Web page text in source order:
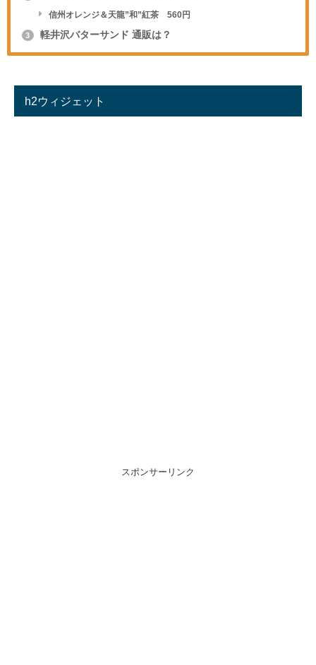
信州オレンジ＆天龍”和”紅茶 560円
3 軽井沢バターサンド 通販は？
h2ウィジェット
スポンサーリンク